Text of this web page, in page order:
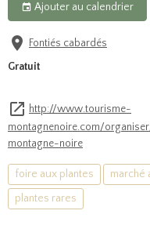
Ajouter au calendrier
Fontiés cabardés
Gratuit
http://www.tourisme-
montagnenoire.com/
montagne-noire
foire aux plantes marché
plantes rares